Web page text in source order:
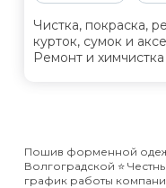
Чистка, покраска,
курток, сумок и
Ремонт и
Пошив форменной
Волгоградской ⭐️
график работы